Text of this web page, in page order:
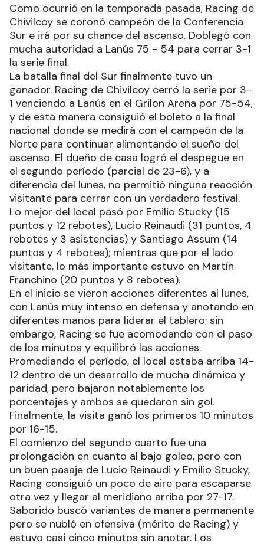
Como ocurrió en la temporada pasada, Racing de
Chivilcoy se coronó campeón de la Conferencia
Sur e irá por su chance del ascenso. Doblegó con
mucha autoridad a Lanús 75 - 54 para cerrar 3-1
la serie final.
La batalla final del Sur finalmente tuvo un
ganador. Racing de Chivilcoy cerró la serie por 3-
1 venciendo a Lanús en el Grilon Arena por 75-54,
y de esta manera consiguió el boleto a la final
nacional donde se medirá con el campeón de la
Norte para continuar alimentando el sueño del
ascenso. El dueño de casa logró el despegue en
el segundo período (parcial de 23-6), y a
diferencia del lunes, no permitió ninguna reacción
visitante para cerrar con un verdadero festival.
Lo mejor del local pasó por Emilio Stucky (15
puntos y 12 rebotes), Lucio Reinaudi (31 puntos, 4
rebotes y 3 asistencias) y Santiago Assum (14
puntos y 4 rebotes); mientras que por el lado
visitante, lo más importante estuvo en Martín
Franchino (20 puntos y 8 rebotes).
En el inicio se vieron acciones diferentes al lunes,
con Lanús muy intenso en defensa y anotando en
diferentes manos para liderar el tablero; sin
embargo, Racing se fue acomodando con el paso
de los minutos y equilibró las acciones.
Promediando el período, el local estaba arriba 14-
12 dentro de un desarrollo de mucha dinámica y
paridad, pero bajaron notablemente los
porcentajes y ambos se quedaron sin gol.
Finalmente, la visita ganó los primeros 10 minutos
por 16-15.
El comienzo del segundo cuarto fue una
prolongación en cuanto al bajo goleo, pero con
un buen pasaje de Lucio Reinaudi y Emilio Stucky,
Racing consiguió un poco de aire para escaparse
otra vez y llegar al meridiano arriba por 27-17.
Saborido buscó variantes de manera permanente
pero se nubló en ofensiva (mérito de Racing) y
estuvo casi cinco minutos sin anotar. Los